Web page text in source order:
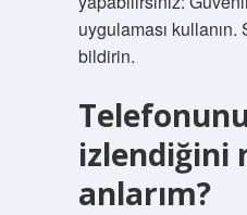
uygulaması
bildirin.
izlendiğini
anlarım?